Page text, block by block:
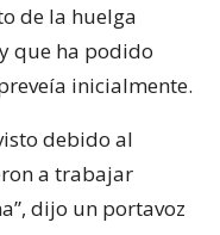
de la huelga
que ha podido
inicialmente.
debido al
a trabajar
dijo un portavoz